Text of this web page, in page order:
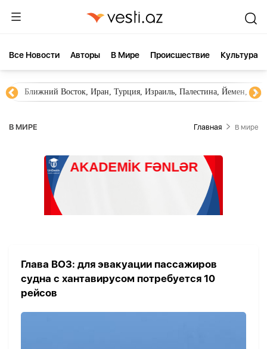
Все Новости Aвторы В Мире Происшествие Культура
Ближний Восток, Иран, Турция, Израиль, Палестина, Йемен,
В МИРЕ Главная В мире
Глава ВОЗ: для эвакуации пассажиров
судна с хантавирусом потребуется 10
рейсов